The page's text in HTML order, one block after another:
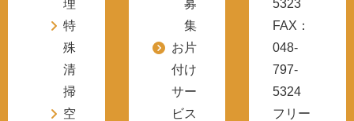
理
特
殊
清
掃
空
募
集
お片
付け
サー
ビス
5323
FAX：
048-
797-
5324
フリー